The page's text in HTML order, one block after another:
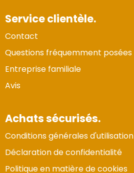
Service clientèle.
Contact
Questions fréquemment posées
Entreprise familiale
Avis
Achats sécurisés.
Conditions générales d'utilisation
Déclaration de confidentialité
Politique en matière de cookies